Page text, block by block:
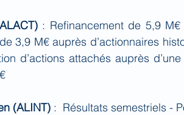
: Refinancement de 5,9
3,9 M€ auprès d’actionnaires
d’actions attachés auprès
(ALINT) :  Résultats semestriels -